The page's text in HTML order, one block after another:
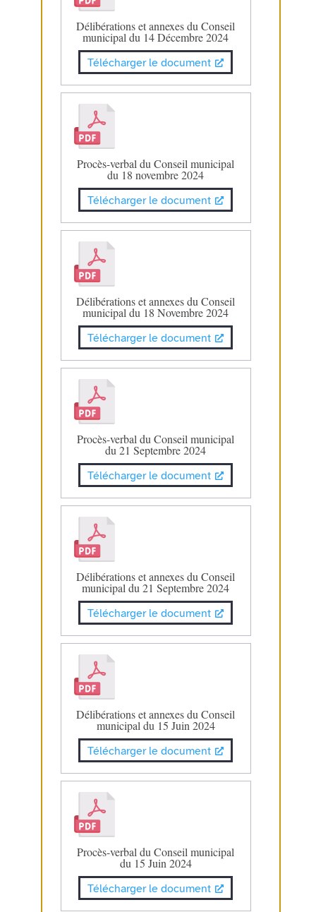
Délibérations et annexes du Conseil
municipal du 14 Décembre 2024
Télécharger le document
Procès-verbal du Conseil municipal
du 18 novembre 2024
Télécharger le document
Délibérations et annexes du Conseil
municipal du 18 Novembre 2024
Télécharger le document
Procès-verbal du Conseil municipal
du 21 Septembre 2024
Télécharger le document
Délibérations et annexes du Conseil
municipal du 21 Septembre 2024
Télécharger le document
Délibérations et annexes du Conseil
municipal du 15 Juin 2024
Télécharger le document
Procès-verbal du Conseil municipal
du 15 Juin 2024
Télécharger le document